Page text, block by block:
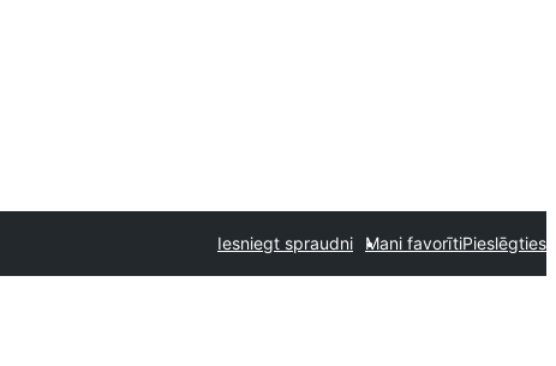
Iesniegt spraudni Mani favorītiPieslēgties